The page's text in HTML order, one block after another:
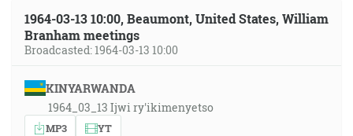
1964-03-13 10:00, Beaumont, United States, William
Branham meetings
Broadcasted: 1964-03-13 10:00
KINYARWANDA
1964_03_13 Ijwi ry'ikimenyetso
MP3 YT